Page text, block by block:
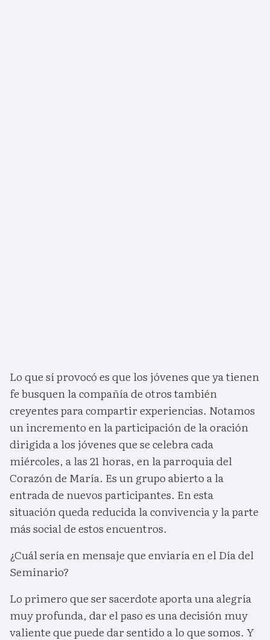
Lo que sí provocó es que los jóvenes que ya tienen
fe busquen la compañía de otros también
creyentes para compartir experiencias. Notamos
un incremento en la participación de la oración
dirigida a los jóvenes que se celebra cada
miércoles, a las 21 horas, en la parroquia del
Corazón de María. Es un grupo abierto a la
entrada de nuevos participantes. En esta
situación queda reducida la convivencia y la parte
más social de estos encuentros.
¿Cuál sería en mensaje que enviaría en el Día del
Seminario?
Lo primero que ser sacerdote aporta una alegría
muy profunda, dar el paso es una decisión muy
valiente que puede dar sentido a lo que somos. Y